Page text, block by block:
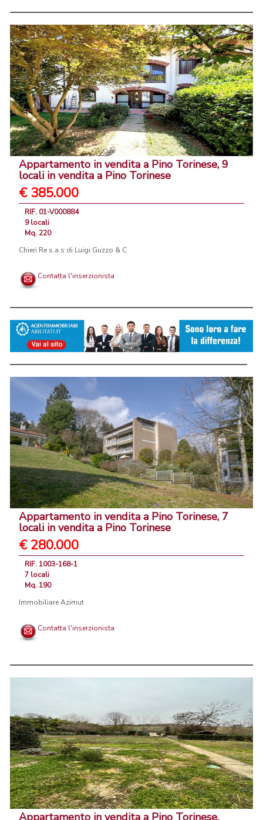
Appartamento in vendita a Pino Torinese, 9
locali in vendita a Pino Torinese
€ 385.000
RIF. 01-V000884
9 locali
Mq. 220
Chieri Re s.a.s di Luigi Guzzo & C
Contatta l'inserzionista
Appartamento in vendita a Pino Torinese, 7
locali in vendita a Pino Torinese
€ 280.000
RIF. 1003-168-1
7 locali
Mq. 190
Immobiliare Azimut
Contatta l'inserzionista
Appartamento in vendita a Pino Torinese,